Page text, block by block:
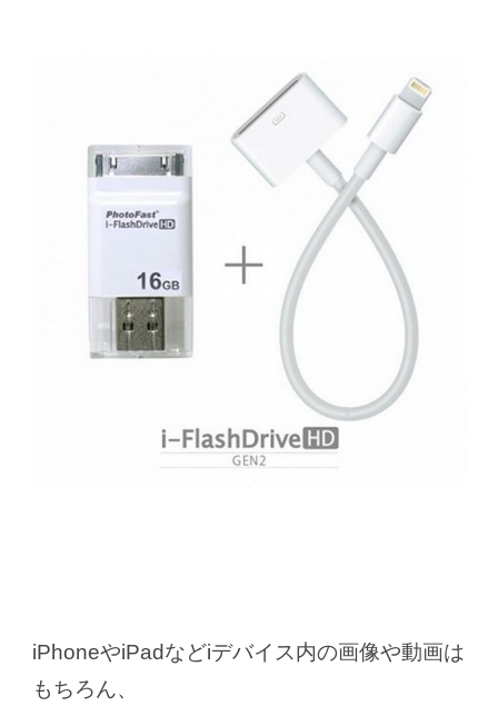
iPhoneやiPadなどiデバイス内の画像や動画は
もちろん、